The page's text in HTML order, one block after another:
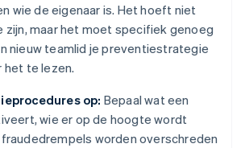
wie de eigenaar is. Het hoeft niet
maar het moet specifiek genoeg
nieuw teamlid je preventiestrategie
te lezen.
op: Bepaal wat een
wie er op de hoogte wordt
worden overschreden